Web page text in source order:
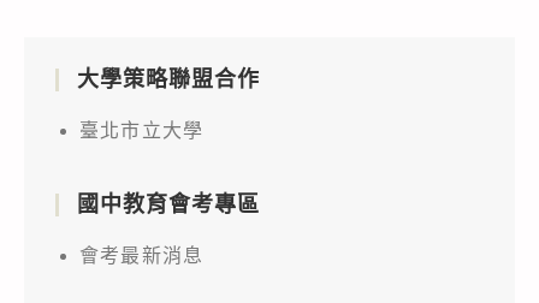
大學策略聯盟合作
臺北市立大學
國中教育會考專區
會考最新消息